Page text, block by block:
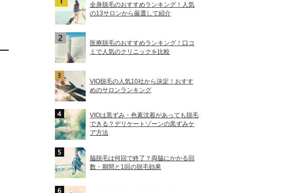
全身脱毛のおすすめランキング！人気
の13サロンから厳選して紹介
医療脱毛のおすすめランキング！口コ
ミで人気のクリニックを比較
VIO脱毛の人気10社から決定！おすす
めのサロンランキング
VIOは黒ずみ・色素沈着があっても脱毛
できる？デリケートゾーンの黒ずみケ
ア方法
脇脱毛は何回で終了？両脇にかかる回
数・期間と1回の脱毛効果